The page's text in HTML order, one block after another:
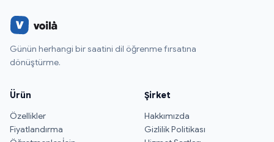
Günün herhangi bir saatini dil öğrenme fırsatına
dönüştürme.
Ürün
Özellikler
Fiyatlandırma
Şirket
Hakkımızda
Gizlilik Politikası